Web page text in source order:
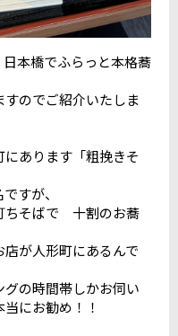
本橋でふらっと本格蕎
のでご紹介いたしま
あります「粗挽きそ
すが、
ちそばで 十割のお蕎
が人形町にあるんで
の時間帯しかお伺い
にお勧め！！